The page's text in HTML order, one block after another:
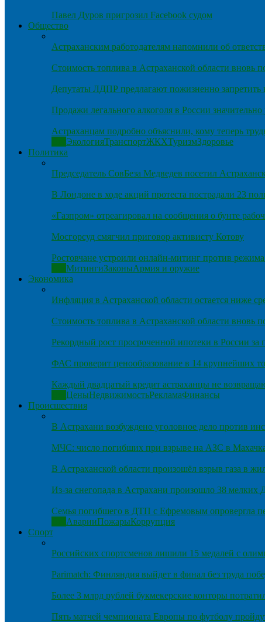
Павел Дуров пригрозил Facebook судом
Общество
Астраханским работодателям напомнили об
Стоимость топлива в Астраханской области вновь
Депутаты ЛДПР предлагают пожизненно запретить
Продажи легального алкоголя в России
Астраханцам подробно объяснили, кому теперь
ЭкологияТранспортЖКХТуризмЗдоровье
Политика
Председатель СовБеза Медведев посетил
В Лондоне в ходе акций протеста пострадали 23
«Газпром» отреагировал на сообщения о бунте
Мосгорсуд смягчил приговор активисту Котову
Ростовчане устроили онлайн-митинг против
МитингиЗаконыАрмия и оружие
Экономика
Инфляция в Астраханской области остается ниже
Стоимость топлива в Астраханской области вновь
Рекордный рост просроченной ипотеки в России за
ФАС проверит ценообразование в 14 крупнейших
Каждый двадцатый кредит астраханцы не
ЦеныНедвижимостьРекламаФинансы
Происшествия
В Астрахани возбуждено уголовное дело против
МЧС: число погибших при взрыве на АЗС в
В Астраханской области произошёл взрыв газа в
Из-за снегопада в Астрахани произошло 38 мелких
Семья погибшего в ДТП с Ефремовым опровергла
АварииПожарыКоррупция
Спорт
Российских спортсменов лишили 15 медалей с
Parimatch: Финляндия выйдет в финал без труда
Более 3 млрд рублей букмекерские конторы
Пять матчей чемпионата Европы по футболу